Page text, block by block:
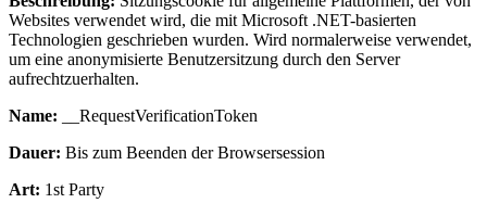
Websites verwendet wird, die mit Microsoft .NET-basierten
Technologien geschrieben wurden. Wird normalerweise verwendet,
um eine anonymisierte Benutzersitzung durch den Server
aufrechtzuerhalten.
Name: __RequestVerificationToken
Dauer: Bis zum Beenden der Browsersession
Art: 1st Party